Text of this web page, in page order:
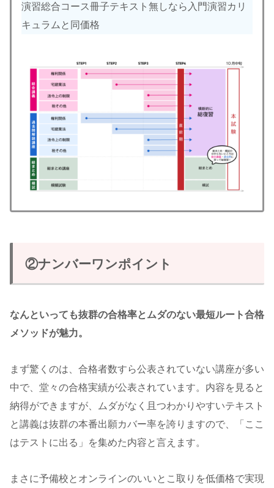
演習総合コース冊子テキスト無しなら入門演習カリ
キュラムと同価格
②ナンバーワンポイント
なんといっても抜群の合格率とムダのない最短ルート合格
メソッドが魅力。
まず驚くのは、合格者数すら公表されていない講座が多い
中で、堂々の合格実績が公表されています。内容を見ると
納得ができますが、ムダがなく且つわかりやすいテキスト
と講義は抜群の本番出願カバー率を誇りますので、「ここ
はテストに出る」を集めた内容と言えます。
まさに予備校とオンラインのいいとこ取りを低価格で実現